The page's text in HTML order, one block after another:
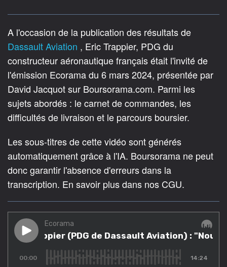
A l'occasion de la publication des résultats de
Dassault Aviation , Eric Trappier, PDG du
constructeur aéronautique français était l'invité de
l'émission Ecorama du 6 mars 2024, présentée par
David Jacquot sur Boursorama.com. Parmi les
sujets abordés : le carnet de commandes, les
difficultés de livraison et le parcours boursier.
Les sous-titres de cette vidéo sont générés
automatiquement grâce à l'IA. Boursorama ne peut
donc garantir l'absence d'erreurs dans la
transcription. En savoir plus dans nos CGU.